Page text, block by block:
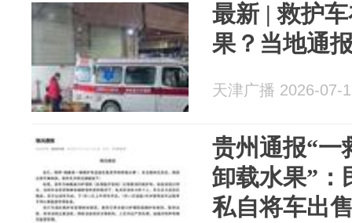
最新 | 救护
果？当地通
天津广播 2026-07-
贵州通报“一
卸载水果”：
私自将车出